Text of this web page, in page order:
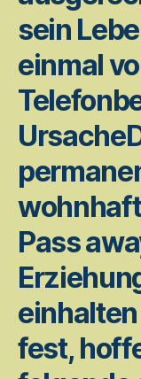
sein
einmal
Pass
fest,